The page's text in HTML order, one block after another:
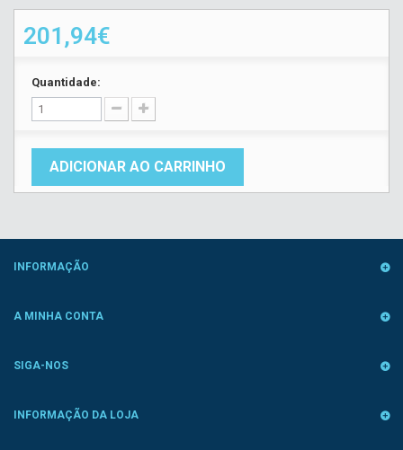
201,94€
Quantidade:
ADICIONAR AO CARRINHO
INFORMAÇÃO
A MINHA CONTA
SIGA-NOS
INFORMAÇÃO DA LOJA